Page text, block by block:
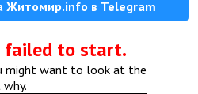
Житомир.info в Telegram
failed to start.
might want to look at the